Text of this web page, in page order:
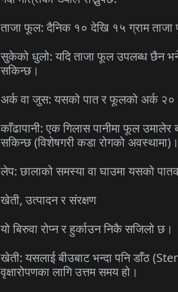
ताजा फूल: दैनिक १० देखि १५ ग्राम
सुकेको धुलो: यदि ताजा फूल उपलब्ध छैन
सकिन्छ।
अर्क वा जुस: यसको पात र फूलको अर्क २०
काँढापानी: एक गिलास पानीमा फूल
सकिन्छ (विशेषगरी कडा रोगको अवस्थामा)।
लेप: छालाको समस्या वा घाउमा यसको
खेती, उत्पादन र संरक्षण
यो बिरुवा रोप्न र हुर्काउन निकै सजिलो छ।
खेती: यसलाई बीउबाट भन्दा पनि डाँठ
वृक्षारोपणका लागि उत्तम समय हो।